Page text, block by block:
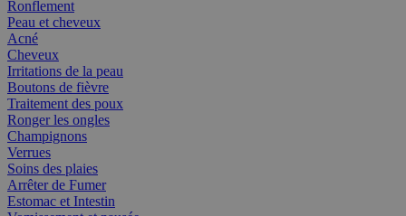
Ronflement
Peau et cheveux
Acné
Cheveux
Irritations de la peau
Boutons de fièvre
Traitement des poux
Ronger les ongles
Champignons
Verrues
Soins des plaies
Arrêter de Fumer
Estomac et Intestin